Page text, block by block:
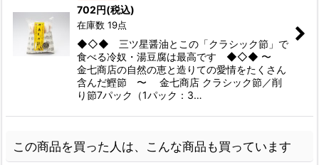
702円(税込)
在庫数 19点
◆◇◆ 三ツ星醤油とこの「クラシック節」で
食べる冷奴・湯豆腐は最高です ◆◇◆ 〜
金七商店の自然の恵と造りての愛情をたくさん
含んだ鰹節 〜 金七商店 クラシック節／削
り節7パック（1パック：3…
この商品を買った人は、こんな商品も買っています